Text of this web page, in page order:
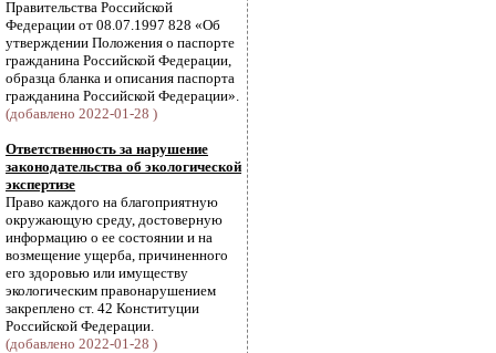
Правительства Российской
Федерации от 08.07.1997 828 «Об
утверждении Положения о паспорте
гражданина Российской Федерации,
образца бланка и описания паспорта
гражданина Российской Федерации».
(добавлено 2022-01-28 )
Ответственность за нарушение
законодательства об экологической
экспертизе
Право каждого на благоприятную
окружающую среду, достоверную
информацию о ее состоянии и на
возмещение ущерба, причиненного
его здоровью или имуществу
экологическим правонарушением
закреплено ст. 42 Конституции
Российской Федерации.
(добавлено 2022-01-28 )